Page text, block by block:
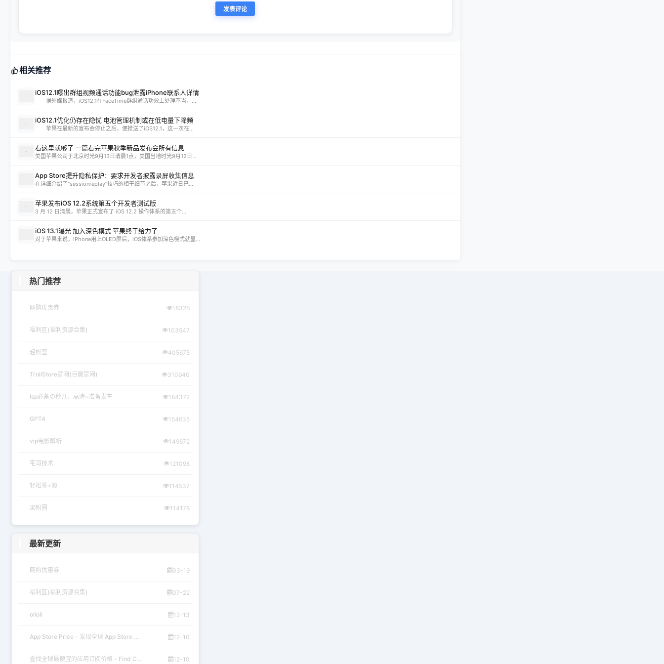
相关推荐
iOS12.1曝出群组视频通话功能bug泄露iPhone联系人详情
据外媒报道，iOS12.1在FaceTime群组通话功效上处理不当，...
iOS12.1优化仍存在隐忧 电池管理机制或在低电量下降频
苹果在最新的宣布会停止之后，便推送了iOS12.1，这一次在...
看这里就够了 一篇看完苹果秋季新品发布会所有信息
美国苹果公司于北京时光9月13日清晨1点，美国当地时光9月12日...
App Store提升隐私保护：要求开发者披露录屏收集信息
在详细介绍了“sessionreplay”技巧的相干细节之后，苹果近日已...
苹果发布iOS 12.2系统第五个开发者测试版
3 月 12 日清晨，苹果正式宣布了 iOS 12.2 操作体系的第五个...
iOS 13.1曝光 加入深色模式 苹果终于给力了
对于苹果来说，iPhone用上OLED屏后，iOS体系参加深色模式就显...
热门推荐
网购优惠券 18326
福利区(福利资源合集) 103547
轻松签 405675
TrollStore官网(巨魔官网) 310940
lsp必备の秒开、高清~准备发车 184372
GPT4 154635
vip电影解析 149672
宅哥技术 121098
轻松签+源 114537
果粉圈 114178
最新更新
网购优惠券 03-19
福利区(福利资源合集) 07-22
olioli 12-13
App Store Price - 发现全球 App Store ... 12-10
查找全球最便宜的应用订阅价格 - Find C... 12-10